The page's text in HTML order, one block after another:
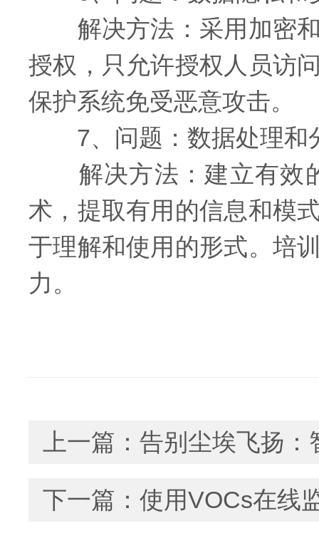
解决方法：采用加密和
授权，只允许授权人员访
保护系统免受恶意攻击。
7、问题：数据处理和
解决方法：建立有效的
术，提取有用的信息和模
于理解和使用的形式。培
力。
上一篇： 告别尘埃飞扬：
下一篇： 使用VOCs在线